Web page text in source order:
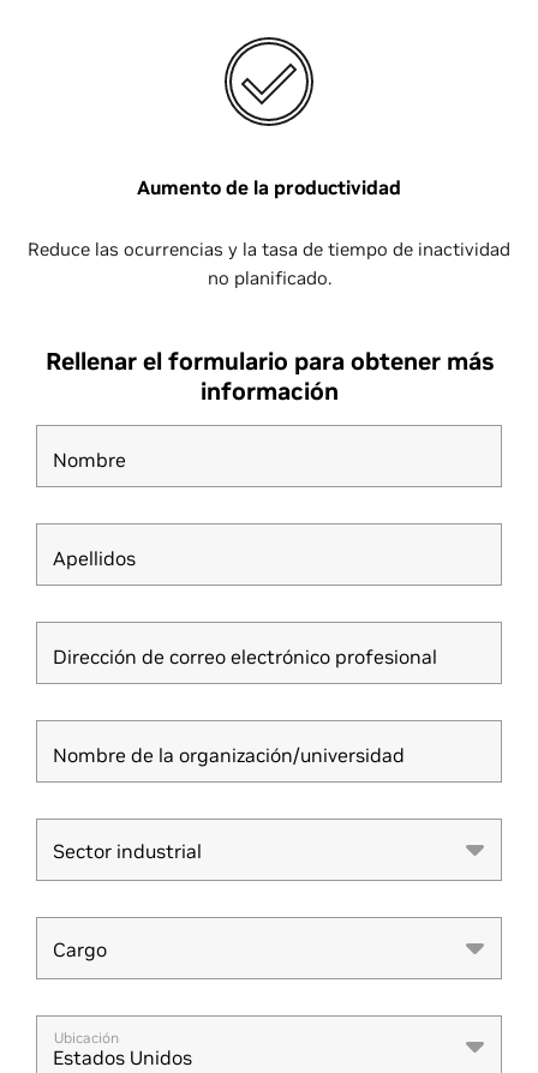
Aumento de la productividad
Reduce las ocurrencias y la tasa de tiempo de inactividad
no planificado.
Rellenar el formulario para obtener más
información
Nombre
Apellidos
Dirección de correo electrónico profesional
Nombre de la organización/universidad
Sector industrial
Sector industrial
Cargo
Cargo
Ubicación
Estados Unidos